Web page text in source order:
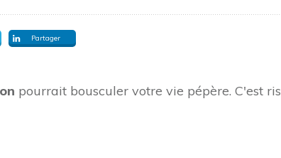
Partager
pourrait bousculer votre vie pépère. C'est